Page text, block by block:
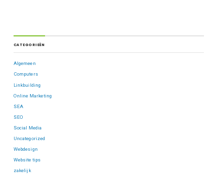
CATEGORIEËN
Algemeen
Computers
Linkbuilding
Online Marketing
SEA
SEO
Social Media
Uncategorized
Webdesign
Website tips
zakelijk